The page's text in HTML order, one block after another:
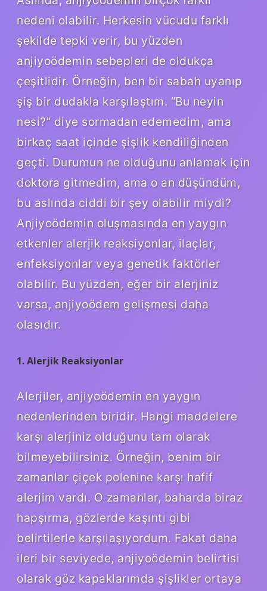
nedeni olabilir. Herkesin vücudu farklı
şekilde tepki verir, bu yüzden
anjiyoödemin sebepleri de oldukça
çeşitlidir. Örneğin, ben bir sabah uyanıp
şiş bir dudakla karşılaştım. “Bu neyin
nesi?” diye sormadan edemedim, ama
birkaç saat içinde şişlik kendiliğinden
geçti. Durumun ne olduğunu anlamak için
doktora gitmedim, ama o an düşündüm,
bu aslında ciddi bir şey olabilir miydi?
Anjiyoödemin oluşmasında en yaygın
etkenler alerjik reaksiyonlar, ilaçlar,
enfeksiyonlar veya genetik faktörler
olabilir. Bu yüzden, eğer bir alerjiniz
varsa, anjiyoödem gelişmesi daha
olasıdır.
1. Alerjik Reaksiyonlar
Alerjiler, anjiyoödemin en yaygın
nedenlerinden biridir. Hangi maddelere
karşı alerjiniz olduğunu tam olarak
bilmeyebilirsiniz. Örneğin, benim bir
zamanlar çiçek polenine karşı hafif
alerjim vardı. O zamanlar, baharda biraz
hapşırma, gözlerde kaşıntı gibi
belirtilerle karşılaşıyordum. Fakat daha
ileri bir seviyede, anjiyoödemin belirtisi
olarak göz kapaklarımda şişlikler ortaya